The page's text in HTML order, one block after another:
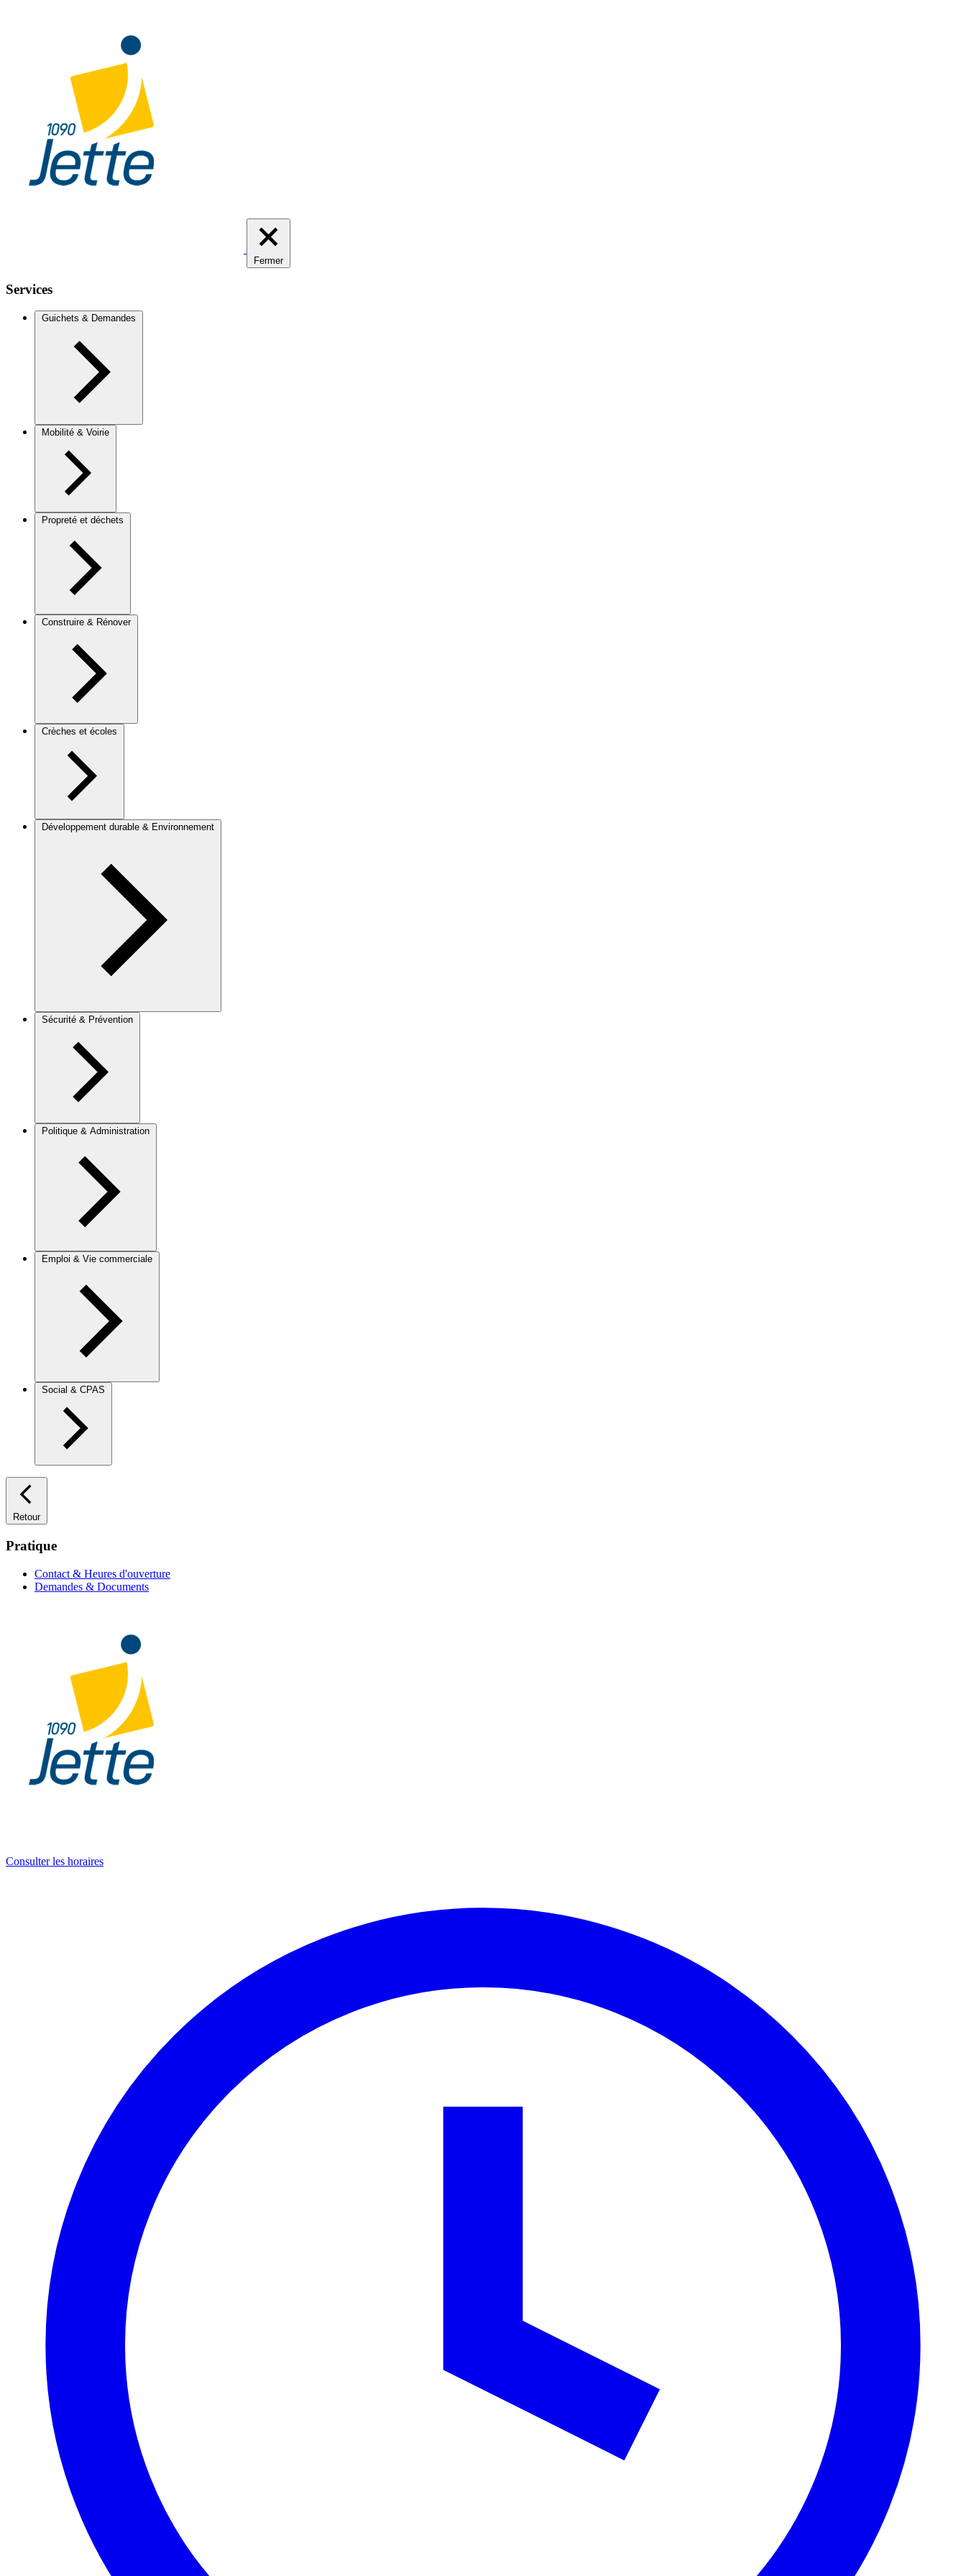
Fermer
Services
Guichets & Demandes
Mobilité & Voirie
Propreté et déchets
Construire & Rénover
Crèches et écoles
Développement durable & Environnement
Sécurité & Prévention
Politique & Administration
Emploi & Vie commerciale
Social & CPAS
Retour
Pratique
Contact & Heures d'ouverture
Demandes & Documents
Consulter les horaires